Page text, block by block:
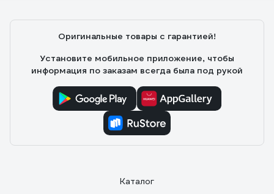
Оригинальные товары с гарантией!
Установите мобильное приложение, чтобы
информация по заказам всегда была под рукой
Каталог